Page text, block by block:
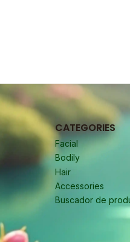
CATEGORIES
Facial
Bodily
Hair
Accessories
Buscador de